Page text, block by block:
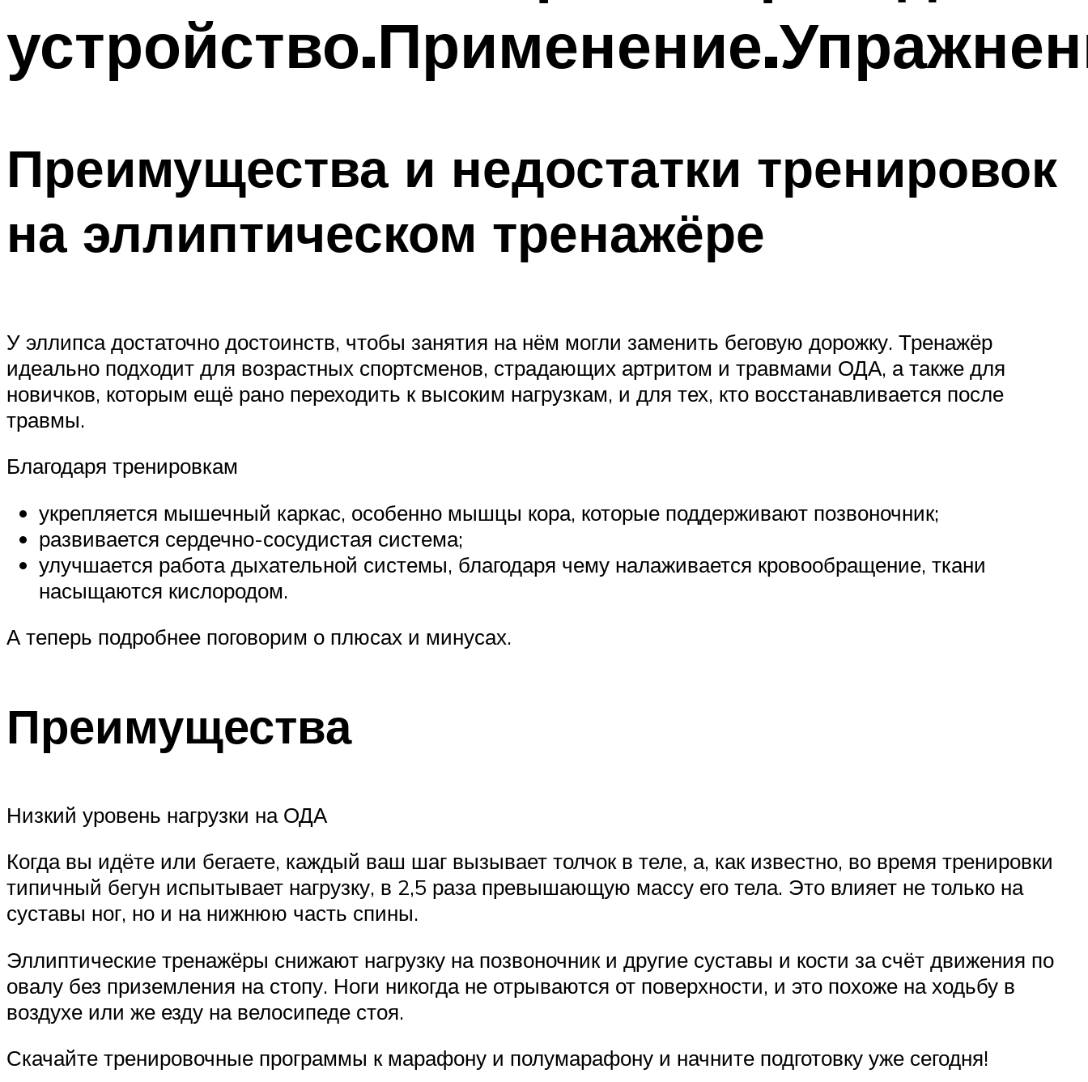
Преимущества и недостатки тренировок
на эллиптическом тренажёре
У эллипса достаточно достоинств, чтобы занятия на нём могли заменить беговую дорожку. Тренажёр
идеально подходит для возрастных спортсменов, страдающих артритом и травмами ОДА, а также для
новичков, которым ещё рано переходить к высоким нагрузкам, и для тех, кто восстанавливается после
травмы.
Благодаря тренировкам
укрепляется мышечный каркас, особенно мышцы кора, которые поддерживают позвоночник;
развивается сердечно-сосудистая система;
улучшается работа дыхательной системы, благодаря чему налаживается кровообращение, ткани
насыщаются кислородом.
А теперь подробнее поговорим о плюсах и минусах.
Преимущества
Низкий уровень нагрузки на ОДА
Когда вы идёте или бегаете, каждый ваш шаг вызывает толчок в теле, а, как известно, во время тренировки
типичный бегун испытывает нагрузку, в 2,5 раза превышающую массу его тела. Это влияет не только на
суставы ног, но и на нижнюю часть спины.
Эллиптические тренажёры снижают нагрузку на позвоночник и другие суставы и кости за счёт движения по
овалу без приземления на стопу. Ноги никогда не отрываются от поверхности, и это похоже на ходьбу в
воздухе или же езду на велосипеде стоя.
Скачайте тренировочные программы к марафону и полумарафону и начните подготовку уже сегодня!